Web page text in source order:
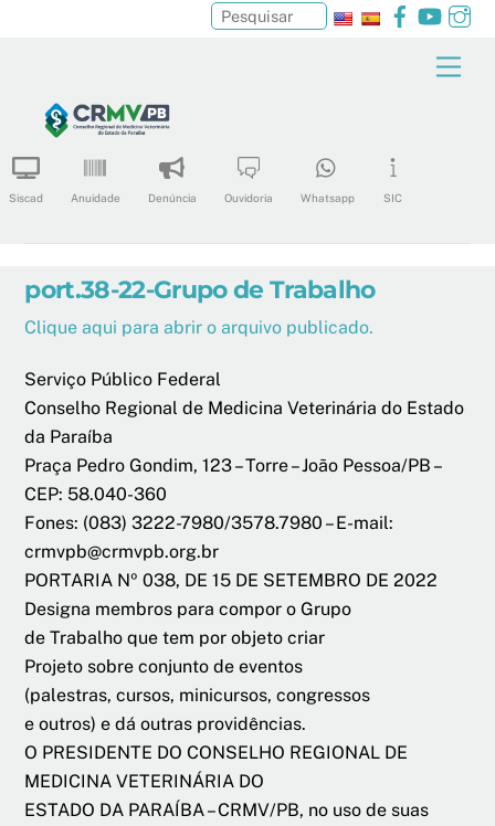
content
Facebook
Siscad Anuidade Denúncia Ouvidoria Whatsapp SIC
Pesquisar
port.38-22-Grupo de Trabalho
Clique aqui para abrir o arquivo publicado.
Serviço Público Federal
Conselho Regional de Medicina Veterinária do Estado
da Paraíba
Praça Pedro Gondim, 123 – Torre – João Pessoa/PB –
CEP: 58.040-360
Fones: (083) 3222-7980/3578.7980 – E-mail:
crmvpb@crmvpb.org.br
PORTARIA Nº 038, DE 15 DE SETEMBRO DE 2022
Designa membros para compor o Grupo
de Trabalho que tem por objeto criar
Projeto sobre conjunto de eventos
(palestras, cursos, minicursos, congressos
e outros) e dá outras providências.
O PRESIDENTE DO CONSELHO REGIONAL DE
MEDICINA VETERINÁRIA DO
ESTADO DA PARAÍBA – CRMV/PB, no uso de suas